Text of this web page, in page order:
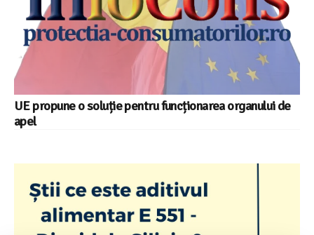
UE propune o soluție pentru funcționarea organului de
apel